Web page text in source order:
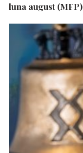
luna august (MFP)